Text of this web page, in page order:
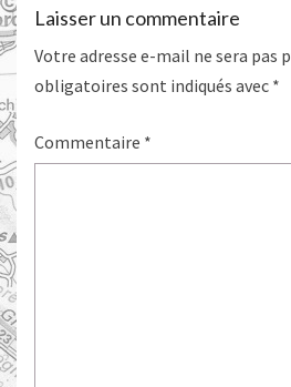
Laisser un commentaire
Votre adresse e-mail ne sera pas
obligatoires sont indiqués avec *
Commentaire *